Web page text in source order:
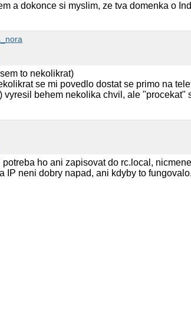
a dokonce si myslim, ze tva domenka o
to nekolikrat)
se mi povedlo dostat se primo na
behem nekolika chvil, ale "procekat"
ho ani zapisovat do rc.local,
IP neni dobry napad, ani kdyby to